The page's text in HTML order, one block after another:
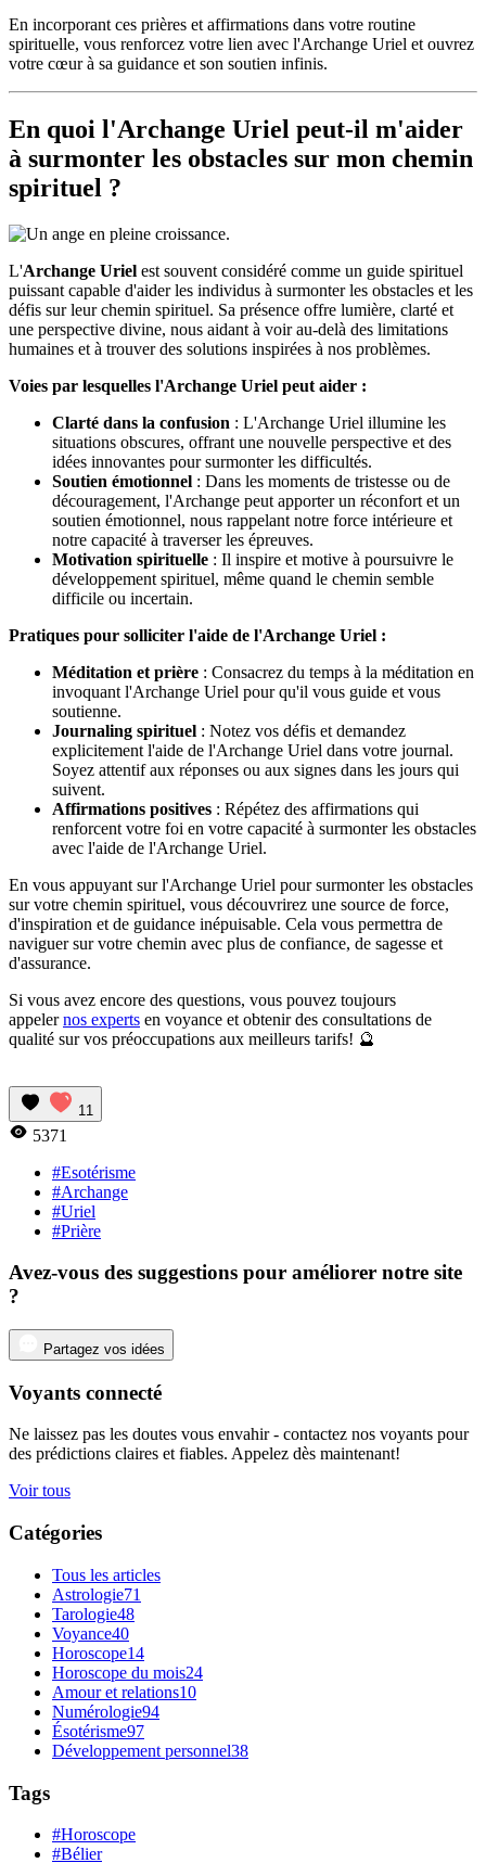
En incorporant ces prières et affirmations dans votre routine
spirituelle, vous renforcez votre lien avec l'Archange Uriel et ouvrez
votre cœur à sa guidance et son soutien infinis.
En quoi l'Archange Uriel peut-il m'aider
à surmonter les obstacles sur mon chemin
spirituel ?
L'Archange Uriel est souvent considéré comme un guide spirituel
puissant capable d'aider les individus à surmonter les obstacles et les
défis sur leur chemin spirituel. Sa présence offre lumière, clarté et
une perspective divine, nous aidant à voir au-delà des limitations
humaines et à trouver des solutions inspirées à nos problèmes.
Voies par lesquelles l'Archange Uriel peut aider :
Clarté dans la confusion : L'Archange Uriel illumine les
situations obscures, offrant une nouvelle perspective et des
idées innovantes pour surmonter les difficultés.
Soutien émotionnel : Dans les moments de tristesse ou de
découragement, l'Archange peut apporter un réconfort et un
soutien émotionnel, nous rappelant notre force intérieure et
notre capacité à traverser les épreuves.
Motivation spirituelle : Il inspire et motive à poursuivre le
développement spirituel, même quand le chemin semble
difficile ou incertain.
Pratiques pour solliciter l'aide de l'Archange Uriel :
Méditation et prière : Consacrez du temps à la méditation en
invoquant l'Archange Uriel pour qu'il vous guide et vous
soutienne.
Journaling spirituel : Notez vos défis et demandez
explicitement l'aide de l'Archange Uriel dans votre journal.
Soyez attentif aux réponses ou aux signes dans les jours qui
suivent.
Affirmations positives : Répétez des affirmations qui
renforcent votre foi en votre capacité à surmonter les obstacles
avec l'aide de l'Archange Uriel.
En vous appuyant sur l'Archange Uriel pour surmonter les obstacles
sur votre chemin spirituel, vous découvrirez une source de force,
d'inspiration et de guidance inépuisable. Cela vous permettra de
naviguer sur votre chemin avec plus de confiance, de sagesse et
d'assurance.
Si vous avez encore des questions, vous pouvez toujours
appelernos experts en voyance et obtenir des consultations de
qualité sur vos préoccupations aux meilleurs tarifs! 🔮
11
5371
#Esotérisme
#Archange
#Uriel
#Prière
Avez-vous des suggestions pour améliorer notre site
?
Partagez vos idées
Voyants connecté
Ne laissez pas les doutes vous envahir - contactez nos voyants pour
des prédictions claires et fiables. Appelez dès maintenant!
Voir tous
Catégories
Tous les articles
Astrologie71
Tarologie48
Voyance40
Horoscope14
Horoscope du mois24
Amour et relations10
Numérologie94
Ésotérisme97
Développement personnel38
Tags
#Horoscope
#Bélier